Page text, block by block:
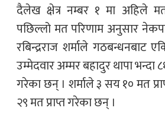
दैलेख क्षेत्र नम्बर १ मा अहिले
पछिल्लो मत परिणाम अनुसार
रबिन्द्रराज शर्माले गठबन्धनबाट
उम्मेदवार अम्मर बहादुर थापा
गरेका छन् । शर्माले ३ सय १० मत
२९ मत प्राप्त गरेका छन् ।